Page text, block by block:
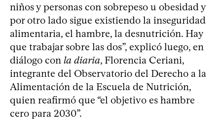
niños y personas con sobrepeso u obesidad y
por otro lado sigue existiendo la inseguridad
alimentaria, el hambre, la desnutrición. Hay
que trabajar sobre las dos”, explicó luego, en
diálogo con la diaria, Florencia Ceriani,
integrante del Observatorio del Derecho a la
Alimentación de la Escuela de Nutrición,
quien reafirmó que “el objetivo es hambre
cero para 2030”.